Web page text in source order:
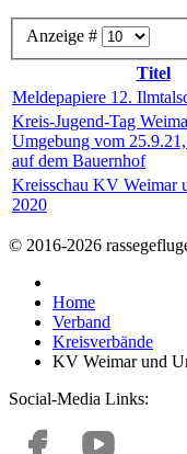
Anzeige #
Titel
Meldepapiere 12.
Kreis-Jugend-Tag
Umgebung vom 25.9.21,
auf dem Bauernhof
Kreisschau KV Weimar
2020
© 2016-2026
Home
Verband
Kreisverbände
KV Weimar und
Social-Media Links: